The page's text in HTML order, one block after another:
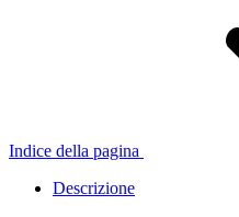
Indice della pagina
Descrizione